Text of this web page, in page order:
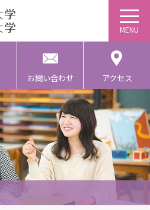
お問い合わせ アクセス